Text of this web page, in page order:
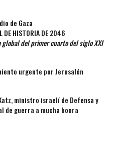
de Gaza
DE HISTORIA DE 2046
global del primer cuarto del siglo XXI
urgente por Jerusalén
ministro israelí de Defensa y
de guerra a mucha honra